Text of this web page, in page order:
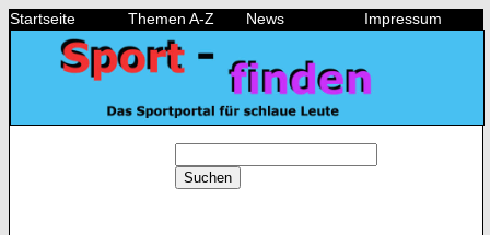
Startseite Themen A-Z News Impressum
Suchen